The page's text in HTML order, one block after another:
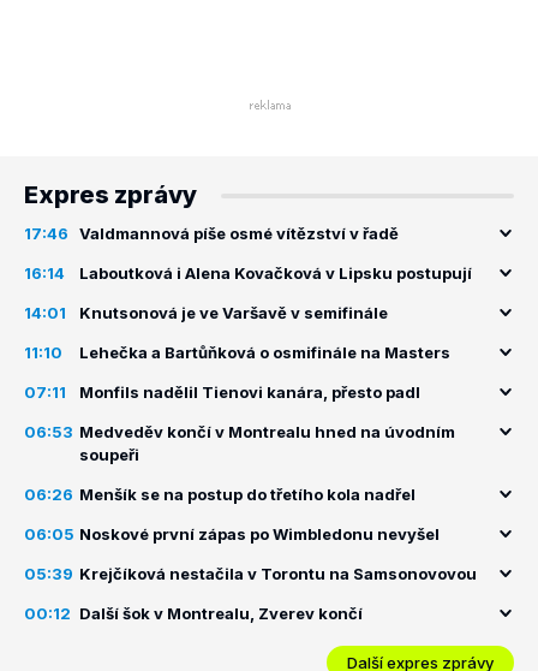
Expres zprávy
17:46 Valdmannová píše osmé vítězství v řadě
16:14 Laboutková i Alena Kovačková v Lipsku postupují
14:01 Knutsonová je ve Varšavě v semifinále
11:10 Lehečka a Bartůňková o osmifinále na Masters
07:11 Monfils nadělil Tienovi kanára, přesto padl
06:53 Medveděv končí v Montrealu hned na úvodním
soupeři
06:26 Menšík se na postup do třetího kola nadřel
06:05 Noskové první zápas po Wimbledonu nevyšel
05:39 Krejčíková nestačila v Torontu na Samsonovovou
00:12 Další šok v Montrealu, Zverev končí
Další expres zprávy